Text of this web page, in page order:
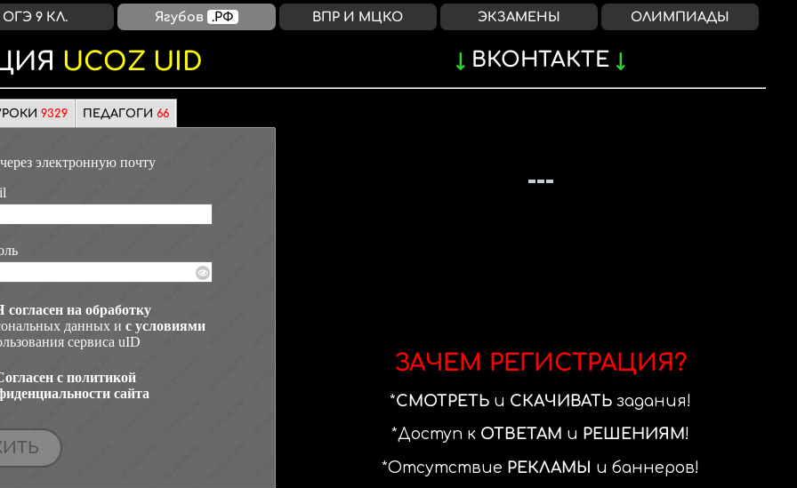
UCOZ UID ВКОНТАКТЕ
9329 ПЕДАГОГИ 66
электронную почту
согласен на обработку
данных и с условиями
сервиса uID
с политикой
сайта
ЗАЧЕМ РЕГИСТРАЦИЯ?
СМОТРЕТЬ и СКАЧИВАТЬ задания
Доступ к ОТВЕТАМ и РЕШЕНИЯМ
Отсутствие РЕКЛАМЫ и баннеров
ОГЭ 9 КЛ. Ягубов .РФ ВПР И МЦКО ЭКЗАМЕНЫ ОЛИМПИАДЫ